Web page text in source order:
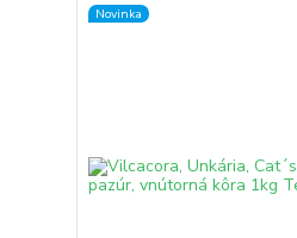
Novinka